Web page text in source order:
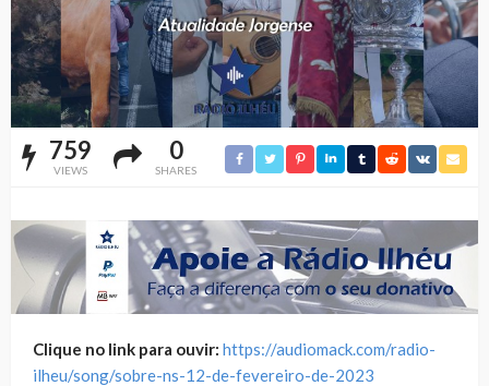
759
VIEWS
0
SHARES
Clique no link para ouvir: https://audiomack.com/radio-
ilheu/song/sobre-ns-12-de-fevereiro-de-2023